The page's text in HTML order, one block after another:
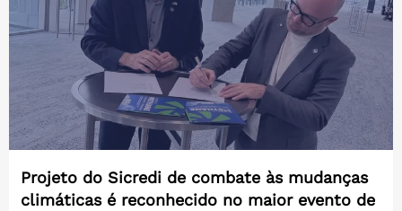
Projeto do Sicredi de combate às mudanças
climáticas é reconhecido no maior evento de